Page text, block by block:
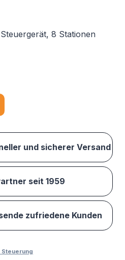
8 Stationen
und sicherer Versand
seit 1959
zufriedene Kunden
Steuerung